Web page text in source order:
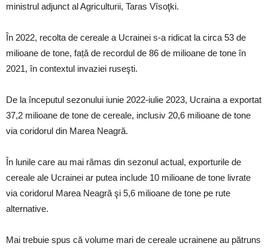
ministrul adjunct al Agriculturii, Taras Vîsoţki.
În 2022, recolta de cereale a Ucrainei s-a ridicat la circa 53 de
milioane de tone, față de recordul de 86 de milioane de tone în
2021, în contextul invaziei ruseşti.
De la începutul sezonului iunie 2022-iulie 2023, Ucraina a exportat
37,2 milioane de tone de cereale, inclusiv 20,6 milioane de tone
via coridorul din Marea Neagră.
În lunile care au mai rămas din sezonul actual, exporturile de
cereale ale Ucrainei ar putea include 10 milioane de tone livrate
via coridorul Marea Neagră şi 5,6 milioane de tone pe rute
alternative.
Mai trebuie spus că volume mari de cereale ucrainene au pătruns